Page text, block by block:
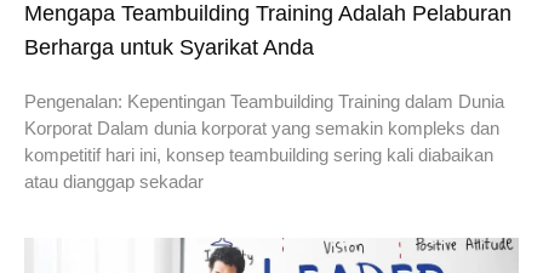
Mengapa Teambuilding Training Adalah Pelaburan
Berharga untuk Syarikat Anda
Pengenalan: Kepentingan Teambuilding Training dalam Dunia
Korporat Dalam dunia korporat yang semakin kompleks dan
kompetitif hari ini, konsep teambuilding sering kali diabaikan
atau dianggap sekadar